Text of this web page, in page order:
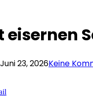
Juni 23, 2026Keine